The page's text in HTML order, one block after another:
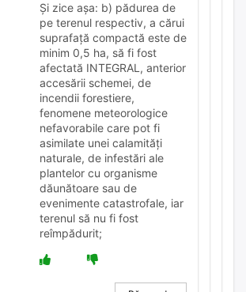
Și zice așa: b) pădurea de
pe terenul respectiv, a cărui
suprafață compactă este de
minim 0,5 ha, să fi fost
afectată INTEGRAL, anterior
accesării schemei, de
incendii forestiere,
fenomene meteorologice
nefavorabile care pot fi
asimilate unei calamități
naturale, de infestări ale
plantelor cu organisme
dăunătoare sau de
evenimente catastrofale, iar
terenul să nu fi fost
reîmpădurit;